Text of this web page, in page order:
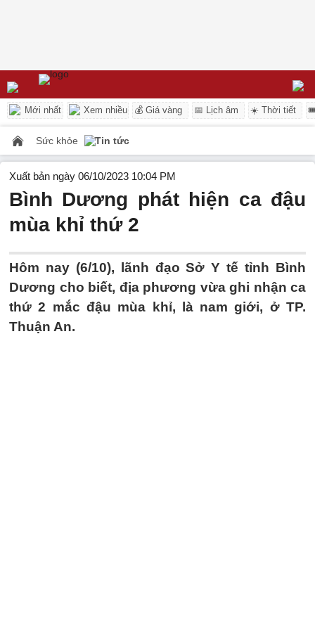
Mới nhất Xem nhiều 💰 Giá vàng 📅 Lịch âm ☀️ Thời tiết
Sức khỏe Tin tức
Xuất bản ngày 06/10/2023 10:04 PM
Bình Dương phát hiện ca đậu
mùa khỉ thứ 2
Hôm nay (6/10), lãnh đạo Sở Y tế tỉnh Bình
Dương cho biết, địa phương vừa ghi nhận ca
thứ 2 mắc đậu mùa khỉ, là nam giới, ở TP.
Thuận An.